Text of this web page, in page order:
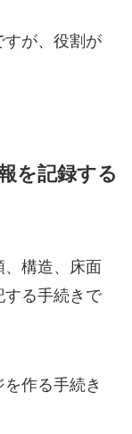
すが、役割が
を記録する
、構造、床面
する手続きで
作る手続き